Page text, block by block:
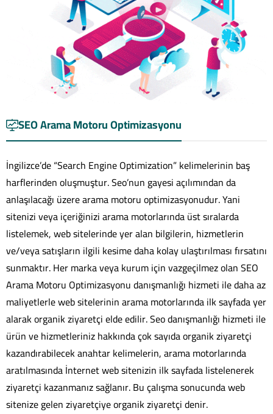
SEO Arama Motoru Optimizasyonu
İngilizce’de “Search Engine Optimization” kelimelerinin baş
harflerinden oluşmuştur. Seo’nun gayesi açılımından da
anlaşılacağı üzere arama motoru optimizasyonudur. Yani
sitenizi veya içeriğinizi arama motorlarında üst sıralarda
listelemek, web sitelerinde yer alan bilgilerin, hizmetlerin
ve/veya satışların ilgili kesime daha kolay ulaştırılması fırsatını
sunmaktır. Her marka veya kurum için vazgeçilmez olan SEO
Arama Motoru Optimizasyonu danışmanlığı hizmeti ile daha az
maliyetlerle web sitelerinin arama motorlarında ilk sayfada yer
alarak organik ziyaretçi elde edilir. Seo danışmanlığı hizmeti ile
ürün ve hizmetleriniz hakkında çok sayıda organik ziyaretçi
kazandırabilecek anahtar kelimelerin, arama motorlarında
aratılmasında İnternet web sitenizin ilk sayfada listelenerek
ziyaretçi kazanmanız sağlanır. Bu çalışma sonucunda web
sitenize gelen ziyaretçiye organik ziyaretçi denir.